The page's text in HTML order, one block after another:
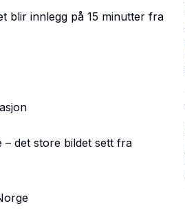
blir innlegg på 15 minutter fra
det store bildet sett fra